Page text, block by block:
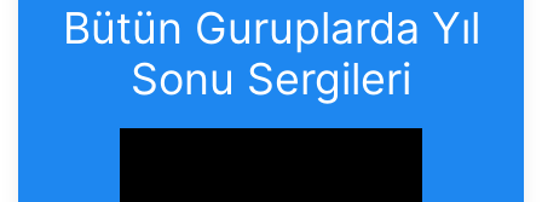
Bütün Guruplarda Yıl
Sonu Sergileri